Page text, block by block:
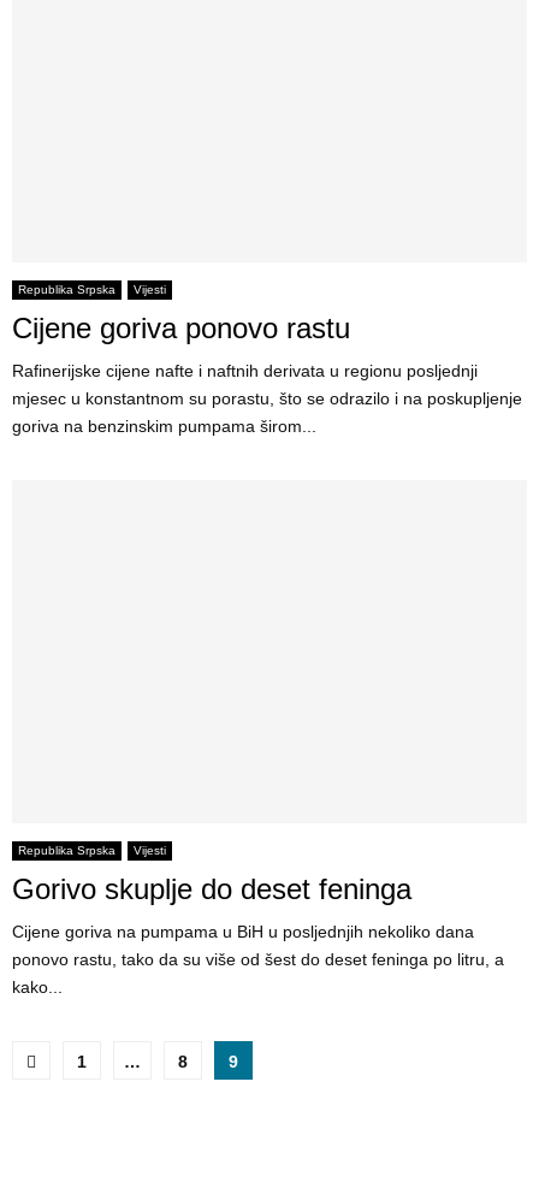
Republika Srpska Vijesti
Cijene goriva ponovo rastu
Rafinerijske cijene nafte i naftnih derivata u regionu posljednji
mjesec u konstantnom su porastu, što se odrazilo i na poskupljenje
goriva na benzinskim pumpama širom...
Republika Srpska Vijesti
Gorivo skuplje do deset feninga
Cijene goriva na pumpama u BiH u posljednjih nekoliko dana
ponovo rastu, tako da su više od šest do deset feninga po litru, a
kako...
P
1 … 8 9